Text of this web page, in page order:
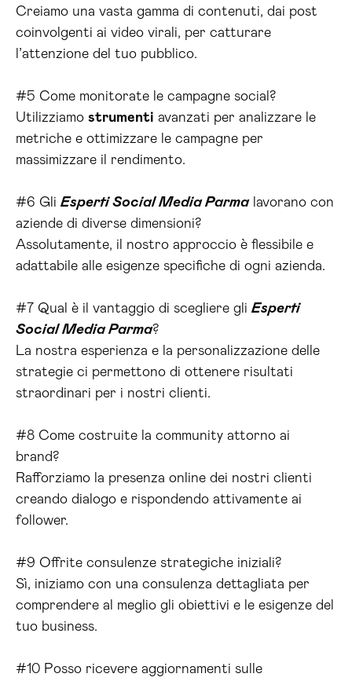
Creiamo una vasta gamma di contenuti, dai post
coinvolgenti ai video virali, per catturare
l’attenzione del tuo pubblico.
#5 Come monitorate le campagne social?
Utilizziamo strumenti avanzati per analizzare le
metriche e ottimizzare le campagne per
massimizzare il rendimento.
#6 Gli Esperti Social Media Parmalavorano con
aziende di diverse dimensioni?
Assolutamente, il nostro approccio è flessibile e
adattabile alle esigenze specifiche di ogni azienda.
#7 Qual è il vantaggio di scegliere gli Esperti
Social Media Parma?
La nostra esperienza e la personalizzazione delle
strategie ci permettono di ottenere risultati
straordinari per i nostri clienti.
#8 Come costruite la community attorno ai
brand?
Rafforziamo la presenza online dei nostri clienti
creando dialogo e rispondendo attivamente ai
follower.
#9 Offrite consulenze strategiche iniziali?
Sì, iniziamo con una consulenza dettagliata per
comprendere al meglio gli obiettivi e le esigenze del
tuo business.
#10 Posso ricevere aggiornamenti sulle